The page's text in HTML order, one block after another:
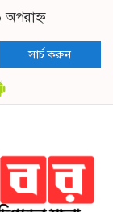
সার্চ করুন